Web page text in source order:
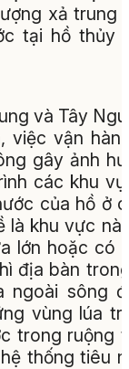
xả trung
tại hồ thủy
và Tây
việc vận
gây ảnh
các khu
của hồ ở
là khu vực
lớn hoặc có
địa bàn
ngoài sông
vùng lúa
trong ruộng
thống tiêu